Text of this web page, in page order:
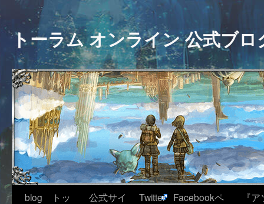
トーラム オンライン 公式ブロ
blog トッ
公式サイ
Twitter
Facebookペ
『